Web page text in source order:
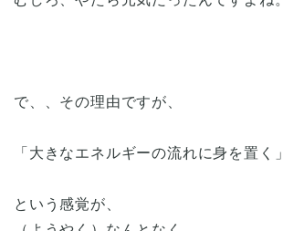
で、、その理由ですが、
「大きなエネルギーの流れに身を置く」
という感覚が、